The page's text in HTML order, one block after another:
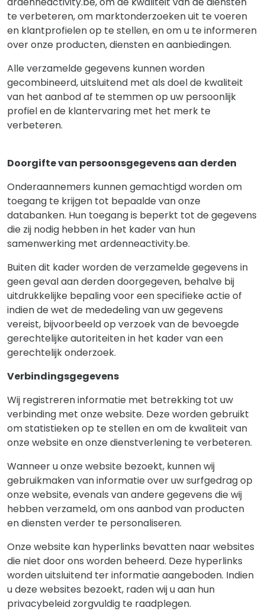
te verbeteren, om marktonderzoeken uit te voeren
en klantprofielen op te stellen, en om u te informeren
over onze producten, diensten en aanbiedingen.
Alle verzamelde gegevens kunnen worden
gecombineerd, uitsluitend met als doel de kwaliteit
van het aanbod af te stemmen op uw persoonlijk
profiel en de klantervaring met het merk te
verbeteren.
Doorgifte van persoonsgegevens aan derden
Onderaannemers kunnen gemachtigd worden om
toegang te krijgen tot bepaalde van onze
databanken. Hun toegang is beperkt tot de gegevens
die zij nodig hebben in het kader van hun
samenwerking met ardenneactivity.be.
Buiten dit kader worden de verzamelde gegevens in
geen geval aan derden doorgegeven, behalve bij
uitdrukkelijke bepaling voor een specifieke actie of
indien de wet de mededeling van uw gegevens
vereist, bijvoorbeeld op verzoek van de bevoegde
gerechtelijke autoriteiten in het kader van een
gerechtelijk onderzoek.
Verbindingsgegevens
Wij registreren informatie met betrekking tot uw
verbinding met onze website. Deze worden gebruikt
om statistieken op te stellen en om de kwaliteit van
onze website en onze dienstverlening te verbeteren.
Wanneer u onze website bezoekt, kunnen wij
gebruikmaken van informatie over uw surfgedrag op
onze website, evenals van andere gegevens die wij
hebben verzameld, om ons aanbod van producten
en diensten verder te personaliseren.
Onze website kan hyperlinks bevatten naar websites
die niet door ons worden beheerd. Deze hyperlinks
worden uitsluitend ter informatie aangeboden. Indien
u deze websites bezoekt, raden wij u aan hun
privacybeleid zorgvuldig te raadplegen.